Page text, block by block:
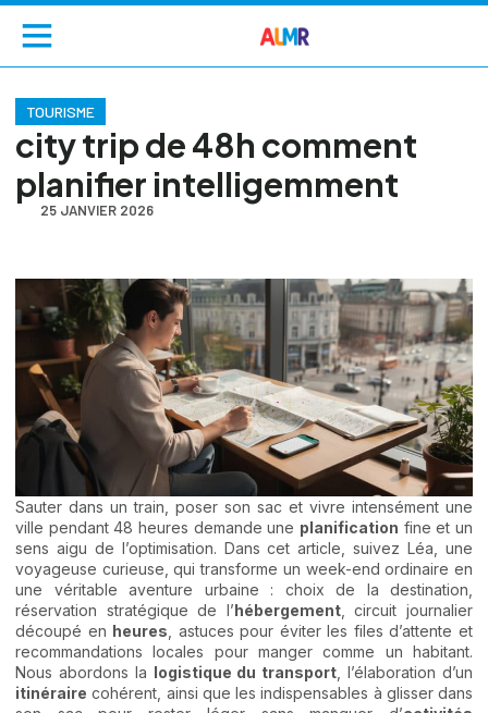
TOURISME
city trip de 48h comment
planifier intelligemment
25 JANVIER 2026
Sauter dans un train, poser son sac et vivre intensément une
ville pendant 48 heures demande une planification fine et un
sens aigu de l’optimisation. Dans cet article, suivez Léa, une
voyageuse curieuse, qui transforme un week-end ordinaire en
une véritable aventure urbaine : choix de la destination,
réservation stratégique de l’hébergement, circuit journalier
découpé en heures , astuces pour éviter les files d’attente et
recommandations locales pour manger comme un habitant.
Nous abordons la logistique du transport , l’élaboration d’un
itinéraire cohérent, ainsi que les indispensables à glisser dans